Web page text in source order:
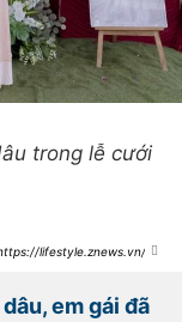
trong lễ cưới
lifestyle.znews.vn/bu
em gái đã